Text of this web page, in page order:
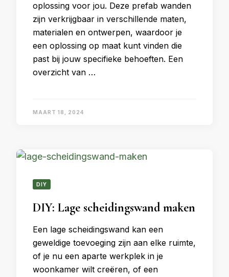
oplossing voor jou. Deze prefab wanden
zijn verkrijgbaar in verschillende maten,
materialen en ontwerpen, waardoor je
een oplossing op maat kunt vinden die
past bij jouw specifieke behoeften. Een
overzicht van …
MAART 18, 2024
DIY
DIY: Lage scheidingswand maken
Een lage scheidingswand kan een
geweldige toevoeging zijn aan elke ruimte,
of je nu een aparte werkplek in je
woonkamer wilt creëren, of een